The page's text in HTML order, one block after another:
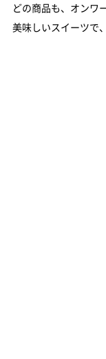
どの商品も、オンワ
美味しいスイーツで